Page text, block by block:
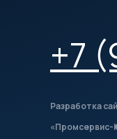
+7
Разработка
«Промсервис-